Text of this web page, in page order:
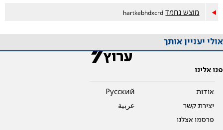
מוצש נחמד hartkebhdxcrd
אולי יעניין אותך
פנו אלינו
אודות
יצירת קשר
פרסמו אצלנו
Pусский
عربية